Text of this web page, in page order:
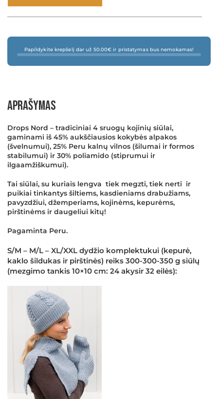
Papildykite krepšelį dar už 50.00€ ir pristatymas bus nemokamas!
Aprašymas
Drops Nord – tradiciniai 4 sruogų kojinių siūlai,
gaminami iš 45% aukščiausios kokybės alpakos
(švelnumui), 25% Peru kalnų vilnos (šilumai ir formos
stabilumui) ir 30% poliamido (stiprumui ir
ilgaamžiškumui).
Tai siūlai, su kuriais lengva tiek megzti, tiek nerti ir
puikiai tinkantys šiltiems, kasdieniams drabužiams,
pavyzdžiui, džemperiams, kojinėms, kepurėms,
pirštinėms ir daugeliui kitų!
Pagaminta Peru.
S/M – M/L – XL/XXL dydžio komplektukui (kepurė,
kaklo šildukas ir pirštinės) reiks 300-300-350 g siūlų
(mezgimo tankis 10×10 cm: 24 akysir 32 eilės):